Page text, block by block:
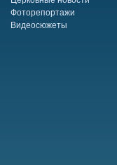
Фоторепортажи
Видеосюжеты